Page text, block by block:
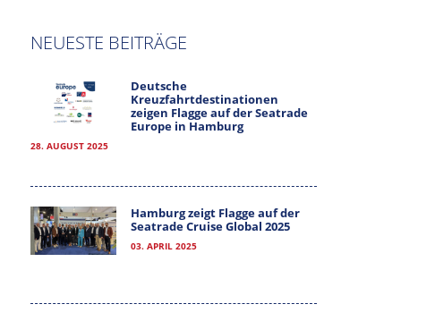
NEUESTE BEITRÄGE
Deutsche
Kreuzfahrtdestinationen
zeigen Flagge auf der Seatrade
Europe in Hamburg
28. AUGUST 2025
Hamburg zeigt Flagge auf der
Seatrade Cruise Global 2025
03. APRIL 2025
MITGLIEDER-LOGIN